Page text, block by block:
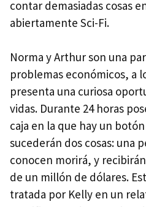
contar demasiadas cosas
abiertamente Sci-Fi.
Norma y Arthur son una
problemas económicos, a
presenta una curiosa
vidas. Durante 24 horas
caja en la que hay un
sucederán dos cosas: una
conocen morirá, y
de un millón de dólares.
tratada por Kelly en un